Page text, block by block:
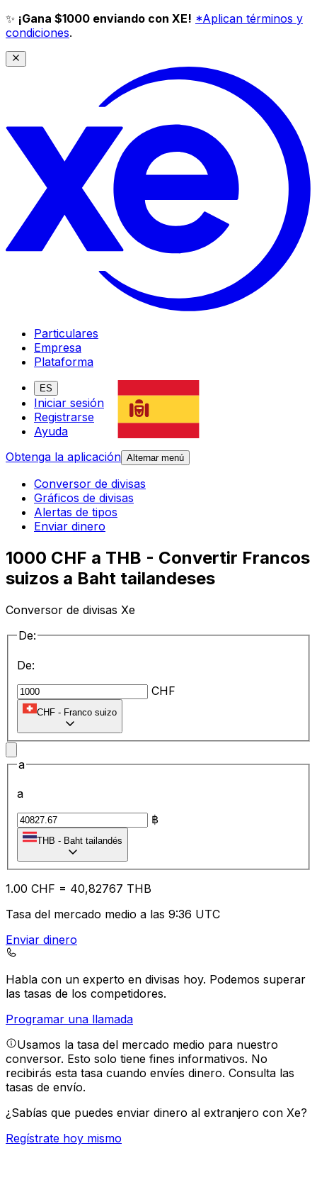
✨ ¡Gana $1000 enviando con XE! *Aplican términos y
condiciones.
Particulares
Empresa
Plataforma
ES
Iniciar sesión
Registrarse
Ayuda
Obtenga la aplicación Alternar menú
Conversor de divisas
Gráficos de divisas
Alertas de tipos
Enviar dinero
1000 CHF a THB - Convertir Francos
suizos a Baht tailandeses
Conversor de divisas Xe
De:
De:
CHF
CHF - Franco suizo
a
a
฿
THB - Baht tailandés
1.00 CHF = 40,82767 THB
Tasa del mercado medio a las 9:36 UTC
Enviar dinero
Habla con un experto en divisas hoy. Podemos superar
las tasas de los competidores.
Programar una llamada
Usamos la tasa del mercado medio para nuestro
conversor. Esto solo tiene fines informativos. No
recibirás esta tasa cuando envíes dinero. Consulta las
tasas de envío.
¿Sabías que puedes enviar dinero al extranjero con Xe?
Regístrate hoy mismo